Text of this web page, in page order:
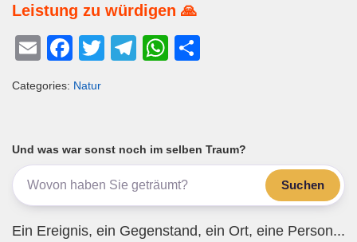
Leistung zu würdigen 🙏
E
ail
F
c
b
o
o
k
T
T
a
m
W
A
p
p
Categories: Natur
Und was war sonst noch im selben Traum?
Suchen
Ein Ereignis, ein Gegenstand, ein Ort, eine Person...